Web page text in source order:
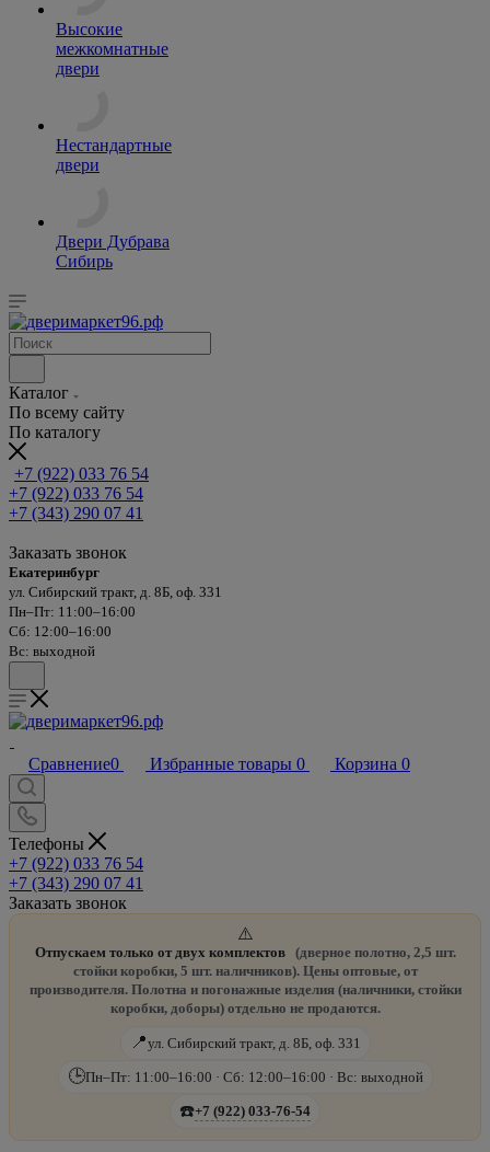
Высокие
межкомнатные
двери
Нестандартные
двери
Двери Дубрава
Сибирь
Каталог
По всему сайту
По каталогу
+7 (922) 033 76 54
+7 (922) 033 76 54
+7 (343) 290 07 41
Заказать звонок
Екатеринбург
ул. Сибирский тракт, д. 8Б, оф. 331
Пн–Пт: 11:00–16:00
Сб: 12:00–16:00
Вс: выходной
Сравнение0 Избранные товары 0 Корзина 0
Телефоны
+7 (922) 033 76 54
+7 (343) 290 07 41
Заказать звонок
⚠️
Отпускаем только от двух комплектов
(дверное полотно, 2,5 шт.
стойки коробки, 5 шт. наличников). Цены оптовые, от
производителя. Полотна и погонажные изделия (наличники, стойки
коробки, доборы) отдельно не продаются.
📍ул. Сибирский тракт, д. 8Б, оф. 331
🕒Пн–Пт: 11:00–16:00 · Сб: 12:00–16:00 · Вс: выходной
☎️+7 (922) 033-76-54